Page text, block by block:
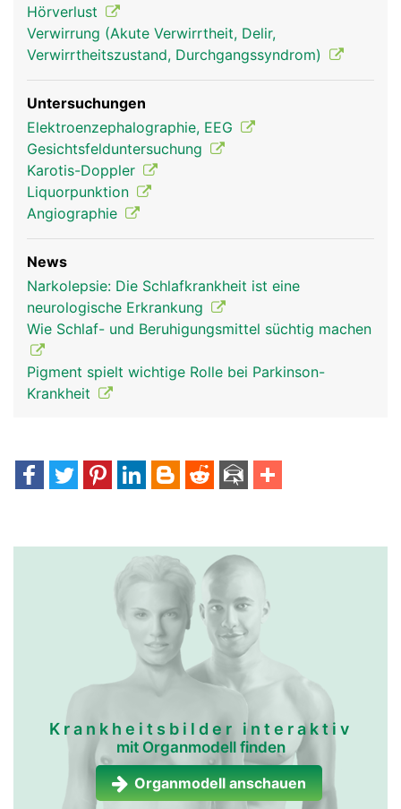
Hörverlust
Verwirrung (Akute Verwirrtheit, Delir,
Verwirrtheitszustand, Durchgangssyndrom)
Untersuchungen
Elektroenzephalographie, EEG
Gesichtsfelduntersuchung
Karotis-Doppler
Liquorpunktion
Angiographie
News
Narkolepsie: Die Schlafkrankheit ist eine
neurologische Erkrankung
Wie Schlaf- und Beruhigungsmittel süchtig machen
Pigment spielt wichtige Rolle bei Parkinson-
Krankheit
Krankheitsbilder interaktiv
mit Organmodell finden
Organmodell anschauen